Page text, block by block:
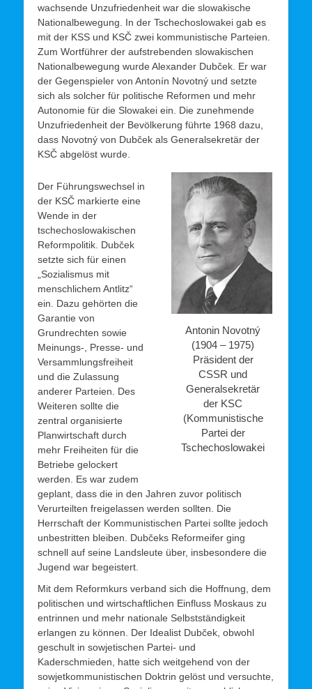
wachsende Unzufriedenheit war die slowakische
Nationalbewegung. In der Tschechoslowakei gab es
mit der KSS und KSČ zwei kommunistische Parteien.
Zum Wortführer der aufstrebenden slowakischen
Nationalbewegung wurde Alexander Dubček. Er war
der Gegenspieler von Antonín Novotný und setzte
sich als solcher für politische Reformen und mehr
Autonomie für die Slowakei ein. Die zunehmende
Unzufriedenheit der Bevölkerung führte 1968 dazu,
dass Novotný von Dubček als Generalsekretär der
KSČ abgelöst wurde.
Antonin Novotný
(1904 – 1975)
Präsident der
CSSR und
Generalsekretär
der KSC
(Kommunistische
Partei der
Tschechoslowakei
Der Führungswechsel in
der KSČ markierte eine
Wende in der
tschechoslowakischen
Reformpolitik. Dubček
setzte sich für einen
„Sozialismus mit
menschlichem Antlitz“
ein. Dazu gehörten die
Garantie von
Grundrechten sowie
Meinungs-, Presse- und
Versammlungsfreiheit
und die Zulassung
anderer Parteien. Des
Weiteren sollte die
zentral organisierte
Planwirtschaft durch
mehr Freiheiten für die
Betriebe gelockert
werden. Es war zudem
geplant, dass die in den Jahren zuvor politisch
Verurteilten freigelassen werden sollten. Die
Herrschaft der Kommunistischen Partei sollte jedoch
unbestritten bleiben. Dubčeks Reformeifer ging
schnell auf seine Landsleute über, insbesondere die
Jugend war begeistert.
Mit dem Reformkurs verband sich die Hoffnung, dem
politischen und wirtschaftlichen Einfluss Moskaus zu
entrinnen und mehr nationale Selbstständigkeit
erlangen zu können. Der Idealist Dubček, obwohl
geschult in sowjetischen Partei- und
Kaderschmieden, hatte sich weitgehend von der
sowjetkommunistischen Doktrin gelöst und versuchte,